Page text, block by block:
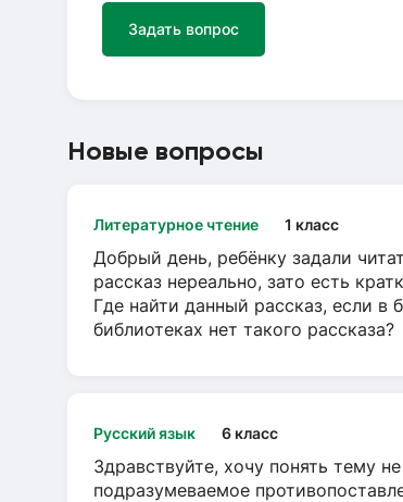
Задать вопрос
Новые вопросы
Литературное чтение 1 класс
Добрый день, ребёнку задали
рассказ нереально, зато есть
Где найти данный рассказ, если в
библиотеках нет такого рассказа?
Русский язык 6 класс
Здравствуйте, хочу понять тему
подразумеваемое